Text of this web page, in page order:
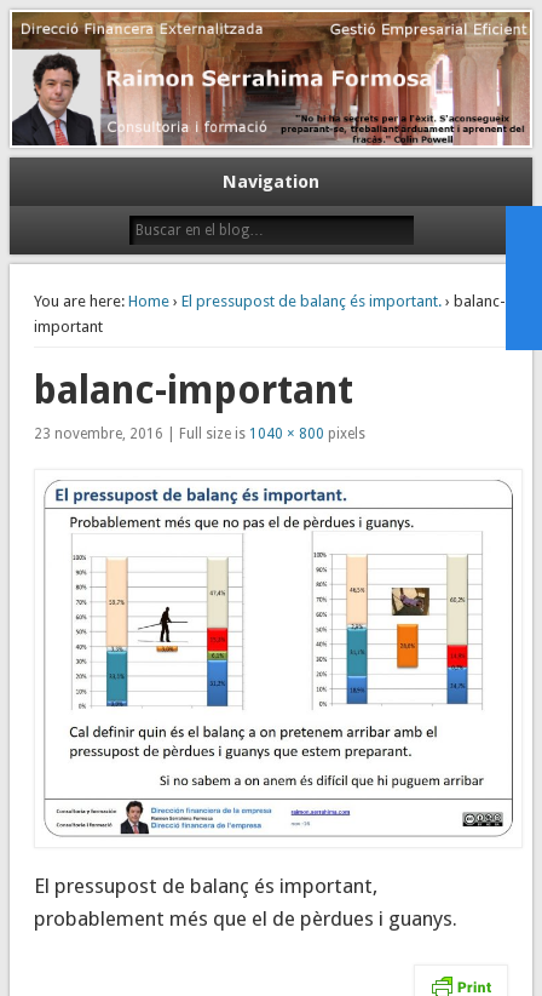
Dirección financiera de la PyME
Gestión empresarial eficiente. Dirección financiera externalizada.
Navigation
You are here: Home› El pressupost de balanç és important.› balanc-
important
balanc-important
23 novembre, 2016 | Full size is 1040 × 800 pixels
El pressupost de balanç és important,
probablement més que el de pèrdues i guanys.